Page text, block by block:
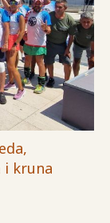
i kruna